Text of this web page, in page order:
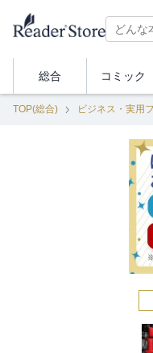
総合 コミック
TOP(総合) ビジネス・実用